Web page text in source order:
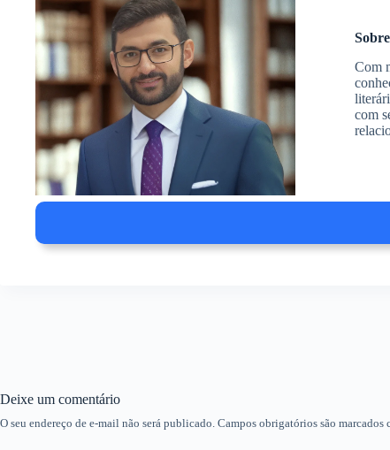
Com
com
Deixe um comentário
O seu endereço de e-mail não será publicado. Campos obrigatórios são marcados